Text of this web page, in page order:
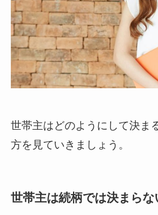
世帯主はどのようにして決ま
方を見ていきましょう。
世帯主は続柄では決まらな